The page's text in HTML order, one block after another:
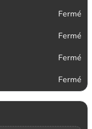
Fermé
Fermé
Fermé
Fermé